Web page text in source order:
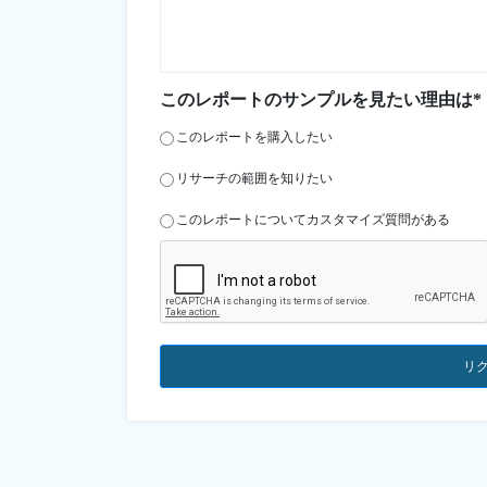
このレポートのサンプルを見たい理由は*
このレポートを購入したい
リサーチの範囲を知りたい
このレポートについてカスタマイズ質問がある
リ